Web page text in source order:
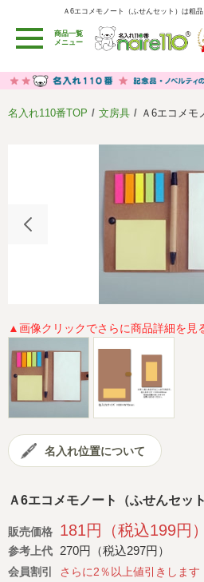
Ａ6エコメモノート（ふせんセット）は粗品・記念品の【名
Ａ6エコメモノート（ふせんセット）は粗
商品一覧
メニュー
用途別カテゴリ
卒園・卒業記念品
労働
うちわ・扇子・ファン
イベ
食品
セー
よくある質問
会社概要
名入れ110番TOP 文房具 Ａ6エコメモ
▲画像クリックでさらに商品詳細を見
名入れ位置について
Ａ6エコメモノート（ふせんセット
販売価格 181円（税込199円）
参考上代 270円（税込297円）
会員割引
さらに2％以上値引きします